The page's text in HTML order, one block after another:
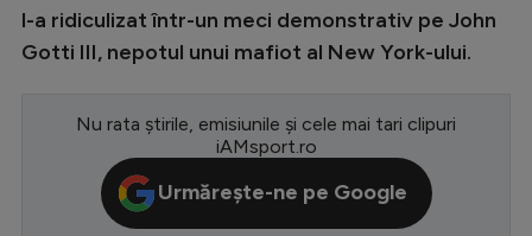
Europa League
Conference League
CM 2026
l-a ridiculizat într-un meci demonstrativ pe John
Gotti III, nepotul unui mafiot al New York-ului.
Nu rata știrile, emisiunile și cele mai tari clipuri
iAMsport.ro
Urmărește-ne pe Google